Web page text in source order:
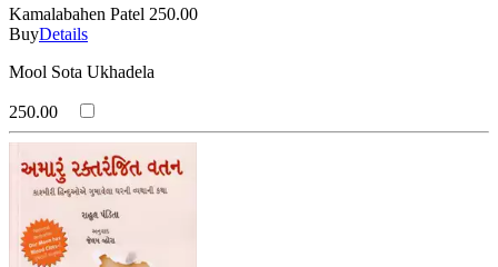
Kamalabahen Patel 250.00
BuyDetails
Mool Sota Ukhadela
250.00